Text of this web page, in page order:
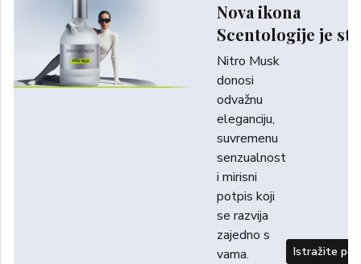
Nova ikona
Scentologije je
Nitro Musk
donosi
odvažnu
eleganciju,
suvremenu
senzualnost
i mirisni
potpis koji
se razvija
zajedno s
vama.
Istražite